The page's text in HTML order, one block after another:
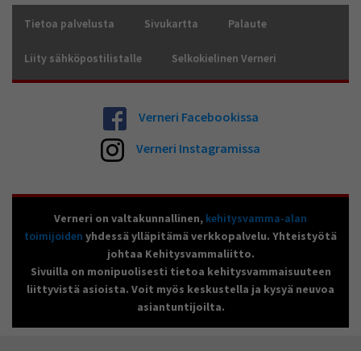
Tietoa palvelusta Sivukartta Palaute
Liity sähköpostilistalle Selkokielinen Verneri
Verneri Facebookissa
Verneri Instagramissa
Verneri on valtakunnallinen, kehitysvamma-alan
toimijoiden yhdessä ylläpitämä verkkopalvelu. Yhteistyötä
johtaa Kehitysvammaliitto.
Sivuilla on monipuolisesti tietoa kehitysvammaisuuteen
liittyvistä asioista. Voit myös keskustella ja kysyä neuvoa
asiantuntijoilta.